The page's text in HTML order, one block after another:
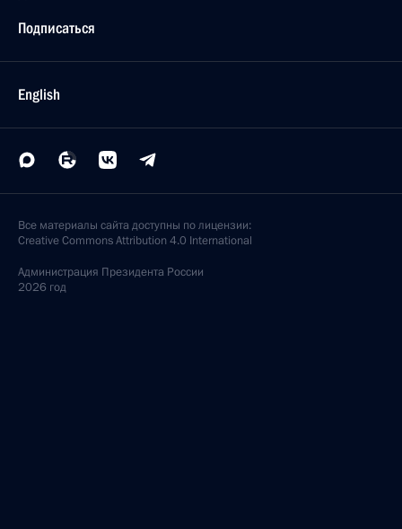
Подписаться
English
Все материалы сайта доступны по лицензии:
Creative Commons Attribution 4.0 International
Администрация Президента России
2026 год